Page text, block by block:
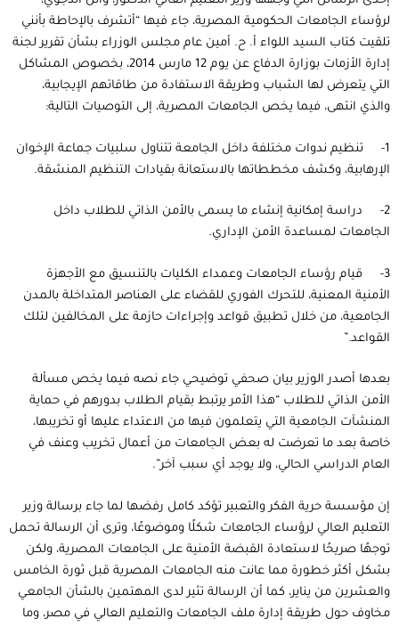
لرؤساء الجامعات الحكومية المصرية، جاء فيها “أتشرف بالإحاطة بأنني
تلقيت كتاب السيد اللواء أ. ح. أمين عام مجلس الوزراء بشأن تقرير لجنة
إدارة الأزمات بوزارة الدفاع عن يوم 12 مارس 2014، بخصوص المشاكل
التي يتعرض لها الشباب وطريقة الاستفادة من طاقاتهم الإيجابية،
والذي انتهى، فيما يخص الجامعات المصرية، إلى التوصيات التالية:
1- تنظيم ندوات مختلفة داخل الجامعة تتناول سلبيات جماعة الإخوان
الإرهابية، وكشف مخططاتها بالاستعانة بقيادات التنظيم المنشقة.
2- دراسة إمكانية إنشاء ما يسمى بالأمن الذاتي للطلاب داخل
الجامعات لمساعدة الأمن الإداري.
3- قيام رؤساء الجامعات وعمداء الكليات بالتنسيق مع الأجهزة
الأمنية المعنية، للتحرك الفوري للقضاء على العناصر المتداخلة بالمدن
الجامعية، من خلال تطبيق قواعد وإجراءات حازمة على المخالفين لتلك
القواعد.”
بعدها أصدر الوزير بيان صحفي توضيحي جاء نصه فيما يخص مسألة
الأمن الذاتي للطلاب “هذا الأمر يرتبط بقيام الطلاب بدورهم في حماية
المنشآت الجامعية التي يتعلمون فيها من الاعتداء عليها أو تخريبها،
خاصة بعد ما تعرضت له بعض الجامعات من أعمال تخريب وعنف في
العام الدراسي الحالي، ولا يوجد أي سبب آخر”.
إن مؤسسة حرية الفكر والتعبير تؤكد كامل رفضها لما جاء برسالة وزير
التعليم العالي لرؤساء الجامعات شكلًا وموضوعًا، وترى أن الرسالة تحمل
توجهًا صريحًا لاستعادة القبضة الأمنية على الجامعات المصرية، ولكن
بشكل أكثر خطورة مما عانت منه الجامعات المصرية قبل ثورة الخامس
والعشرين من يناير، كما أن الرسالة تثير لدى المهتمين بالشأن الجامعي
مخاوف حول طريقة إدارة ملف الجامعات والتعليم العالي في مصر، وما